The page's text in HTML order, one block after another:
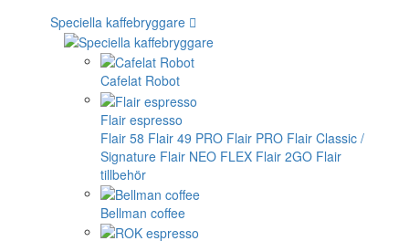
Speciella kaffebryggare
Cafelat Robot
Flair espresso
Flair 58 Flair 49 PRO Flair PRO Flair Classic /
Signature Flair NEO FLEX Flair 2GO Flair
tillbehör
Bellman coffee